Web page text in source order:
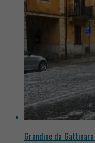
Grandine da Gattinara